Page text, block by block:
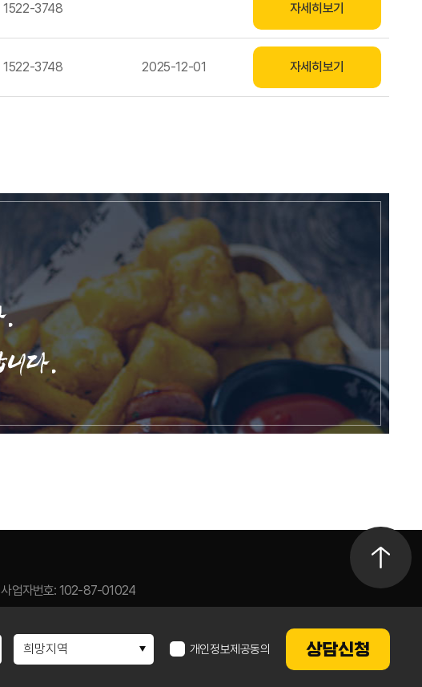
1522-3748 자세히보기
1522-3748 2025-12-01 자세히보기
개인정보제공동의 상담신청
사업자번호: 102-87-01024
sinbiweb